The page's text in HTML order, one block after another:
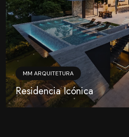
MM ARQUITETURA
Residencia Icónica